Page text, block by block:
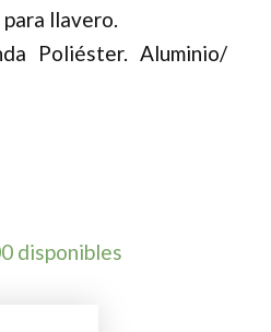
llavero.
Poliéster. Aluminio/
disponibles